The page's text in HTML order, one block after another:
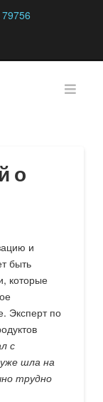
о
и
быть
которые
Эксперт по
с
шла на
трудно